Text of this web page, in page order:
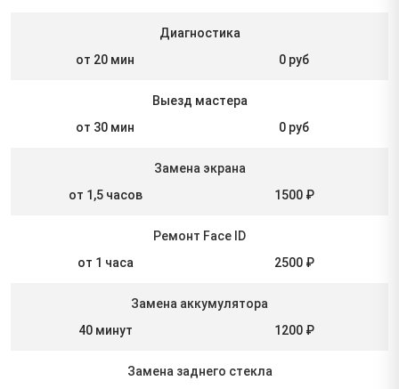
Диагностика
от 20 мин
0 руб
Выезд мастера
от 30 мин
0 руб
Замена экрана
от 1,5 часов
1500 ₽
Ремонт Face ID
от 1 часа
2500 ₽
Замена аккумулятора
40 минут
1200 ₽
Замена заднего стекла